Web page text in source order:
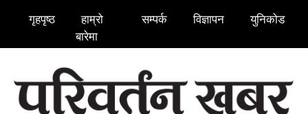
गृहपृष्ठ
हाम्रो
बारेमा
सम्पर्क विज्ञापन युनिकोड